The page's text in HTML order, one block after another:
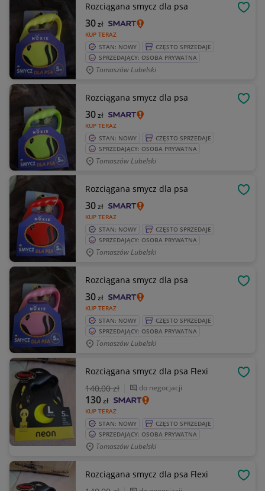
Rozciągana smycz dla psa
KUP TERAZ
30zł
STAN: NOWY
CZĘSTO SPRZEDAJE
SPRZEDAJĄCY: OSOBA PRYWATNA
Tomaszów Lubelski
Rozciągana smycz dla psa
KUP TERAZ
30zł
STAN: NOWY
CZĘSTO SPRZEDAJE
SPRZEDAJĄCY: OSOBA PRYWATNA
Tomaszów Lubelski
Rozciągana smycz dla psa
KUP TERAZ
30zł
STAN: NOWY
CZĘSTO SPRZEDAJE
SPRZEDAJĄCY: OSOBA PRYWATNA
Tomaszów Lubelski
Rozciągana smycz dla psa
KUP TERAZ
30zł
STAN: NOWY
CZĘSTO SPRZEDAJE
SPRZEDAJĄCY: OSOBA PRYWATNA
Tomaszów Lubelski
Rozciągana smycz dla psa Flexi
140,00 zł do negocjacji
KUP TERAZ
130zł
STAN: NOWY
CZĘSTO SPRZEDAJE
SPRZEDAJĄCY: OSOBA PRYWATNA
Tomaszów Lubelski
Rozciągana smycz dla psa Flexi